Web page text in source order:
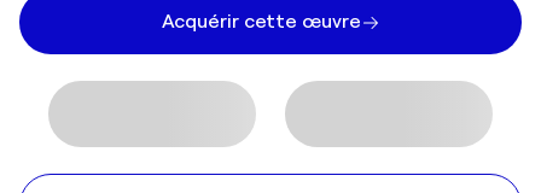
Acquérir cette œuvre